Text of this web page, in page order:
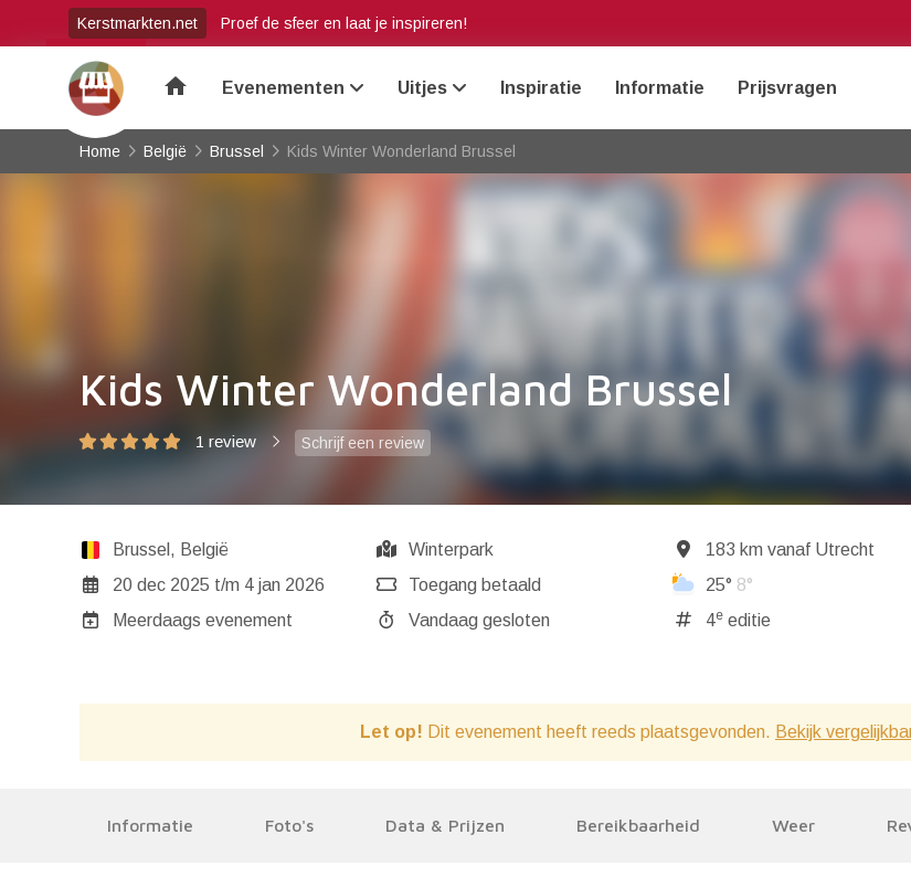
Kerstmarkten.net Proef de sfeer en laat je inspireren!
home Evenementen Uitjes Inspiratie Informatie Prijsvragen
Home België Brussel Kids Winter Wonderland Brussel
Kids Winter Wonderland Brussel
1 review Schrijf een review
Brussel , België
20 dec 2025 t/m 4 jan 2026
Meerdaags evenement
Winterpark
Toegang betaald
Vandaag gesloten
183 km vanaf Utrecht
25° 8°
4eeditie
Let op! Dit evenement heeft reeds plaatsgevonden. Bekijk
Informatie Foto's Data & Prijzen Bereikbaarheid Weer